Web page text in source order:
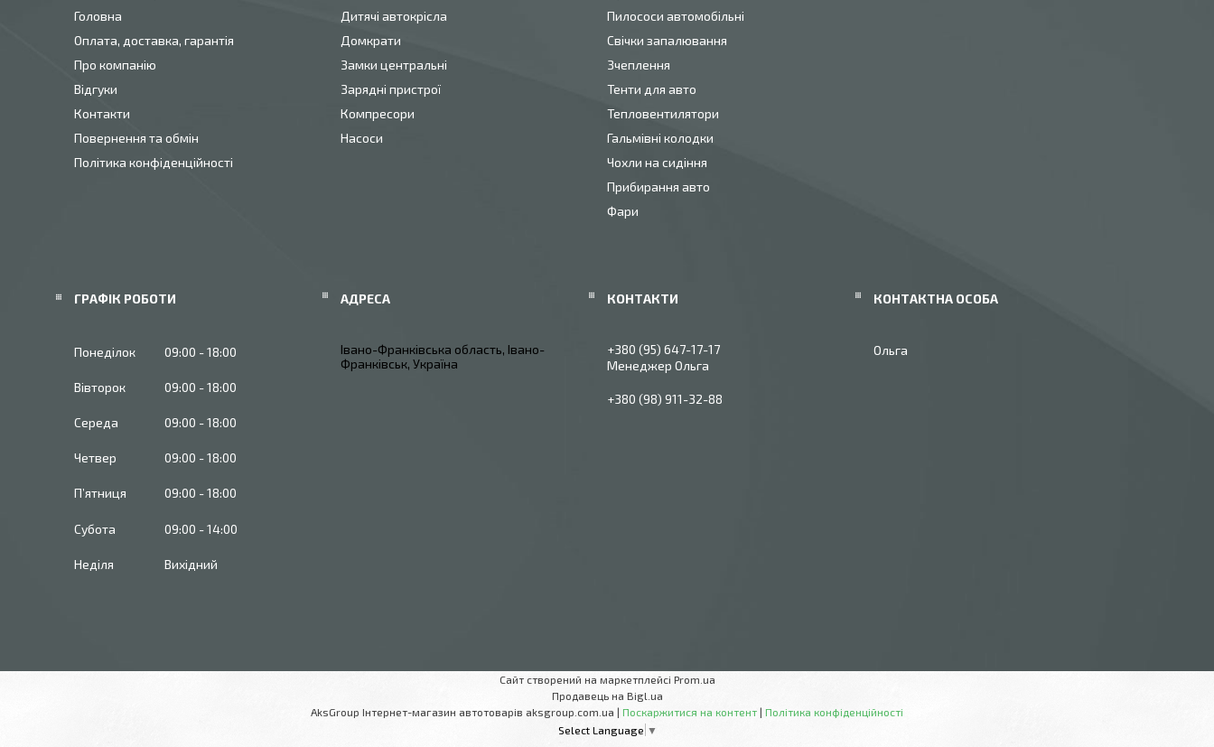
Головна
Оплата, доставка, гарантія
Про компанію
Відгуки
Контакти
Повернення та обмін
Політика конфіденційності
Дитячі автокрісла
Домкрати
Замки центральні
Зарядні пристрої
Компресори
Насоси
Пилососи автомобільні
Свічки запалювання
Зчеплення
Тенти для авто
Тепловентилятори
Гальмівні колодки
Чохли на сидіння
Прибирання авто
Фари
ГРАФІК РОБОТИ
Понеділок 09:00 18:00
Вівторок 09:00 18:00
Середа 09:00 18:00
Четвер 09:00 18:00
Пʼятниця 09:00 18:00
Субота 09:00 14:00
Неділя Вихідний
Івано-Франківська область, Івано-
Франківськ, Україна
+380 (95) 647-17-17
Менеджер Ольга
+380 (98) 911-32-88
Ольга
Сайт створений на маркетплейсі Prom.ua
Продавець на Bigl.ua
AksGroup Інтернет-магазин автотоварів aksgroup.com.ua | Поскаржитися на контент | Політика конфіденційності
Select Language ▼